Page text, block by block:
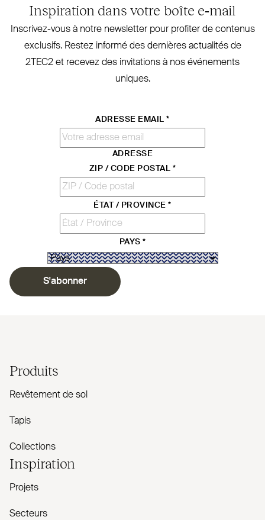
Inspiration dans votre boîte e‑mail
Inscrivez-vous à notre newsletter pour profiter de contenus
exclusifs. Restez informé des dernières actualités de
2TEC2 et recevez des invi­tations à nos évé­nements
uniques.
ADRESSE EMAIL*
ADRESSE
ZIP / CODE POSTAL *
ÉTAT / PROVINCE*
PAYS *
S'abonner
Produits
Revêtement de sol
Tapis
Collections
Inspiration
Projets
Secteurs